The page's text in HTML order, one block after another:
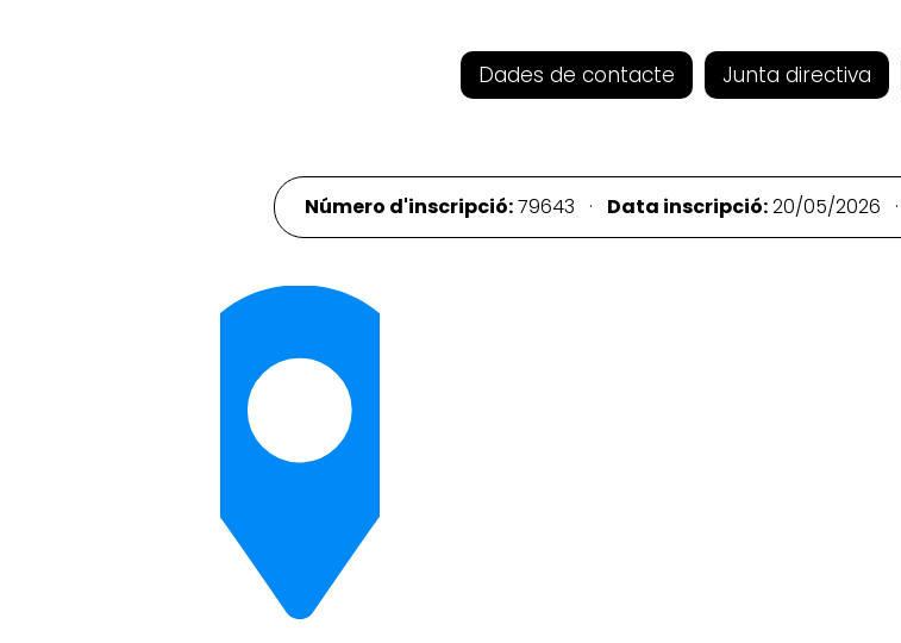
Dades de contacte Junta directiva
Número d'inscripció:79643 · Data inscripció:20/05/2026 ·